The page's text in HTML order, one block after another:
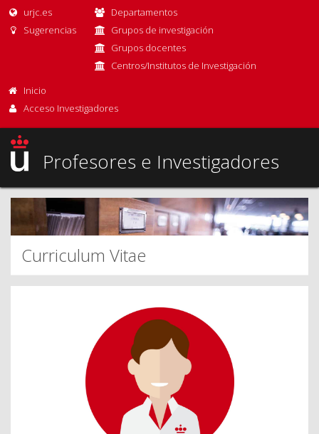
urjc.es
Sugerencias
Departamentos
Grupos de investigación
Grupos docentes
Centros/Institutos de Investigación
Inicio
Acceso Investigadores
Profesores e Investigadores
Curriculum Vitae